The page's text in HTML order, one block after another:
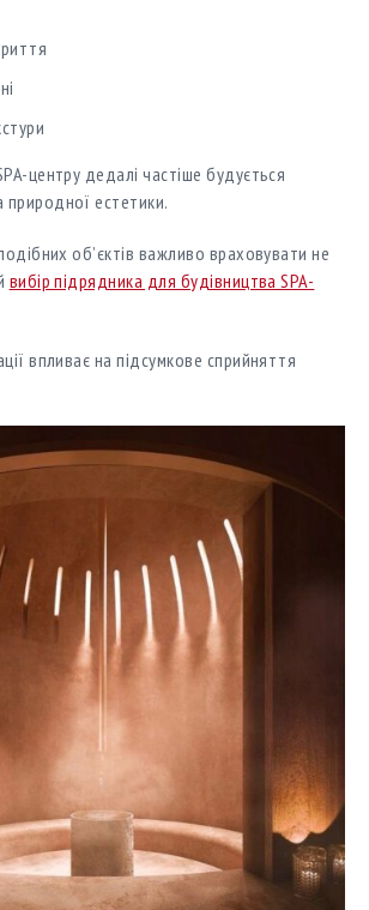
центру дедалі частіше будується
естетики.
об’єктів важливо враховувати не
вибір підрядника для будівництва SPA-
впливає на підсумкове сприйняття